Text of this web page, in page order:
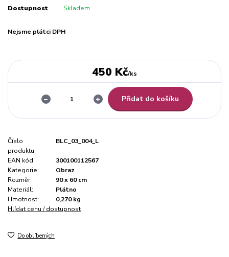
Dostupnost Skladem
Nejsme plátci DPH
450 Kč/ks
Přidat do košíku
Číslo
produktu:
BLC_03_004_L
EAN kód:
300100112567
Kategorie:
Obraz
Rozměr:
90 x 60 cm
Materiál:
Plátno
Hmotnost:
0,270 kg
Hlídat cenu / dostupnost
Do oblíbených